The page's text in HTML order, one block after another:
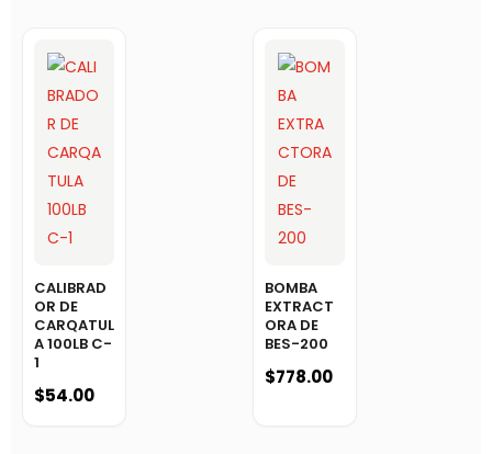
CALIBRAD
OR DE
CARQATUL
A 100LB C-
1
$54.00
BOMBA
EXTRACT
ORA DE
BES-200
$778.00